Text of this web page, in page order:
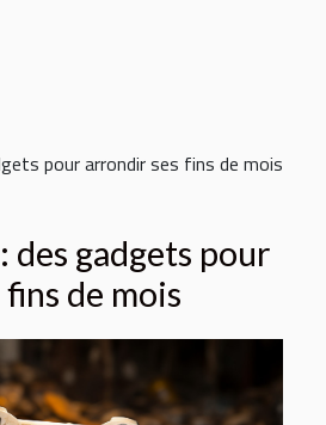
pour arrondir ses fins de mois
des gadgets pour
de mois